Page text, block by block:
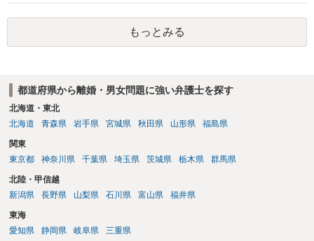
できるかどうかがポイントです。 記録中に現れた一切の事情が判断対
象ですので、上記(1)と(2)を説明できる資料は全て（ただし理路整然
に）提出することが必要になります。「フラッシュバック」とのこと
なので、例えば、医学上確立されているPTSDの診断基準に合致した説
護士へ依頼しても苦労することが強く予想されるところです。、もし
本人申立てをお考えであれば、医学知識はもちろん法律知識も要求さ
れますので、性急な申立てをせず、知識と資料をしっかりと揃えて、
もっとみる
都道府県から離婚・男女問題に強い弁護士を探す
北海道・東北
北海道
青森県 岩手県 宮城県 秋田県 山形県 福島県
関東
東京都
神奈川県 千葉県 埼玉県 茨城県 栃木県 群馬県
北陸・甲信越
新潟県
長野県 山梨県 石川県 富山県 福井県
東海
愛知県
静岡県 岐阜県 三重県